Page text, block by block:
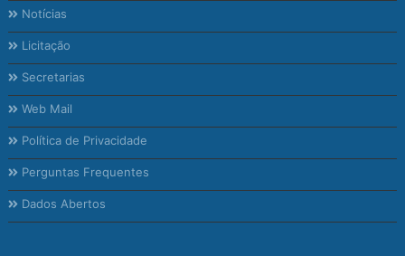
Notícias
Licitação
Secretarias
Web Mail
Política de Privacidade
Perguntas Frequentes
Dados Abertos